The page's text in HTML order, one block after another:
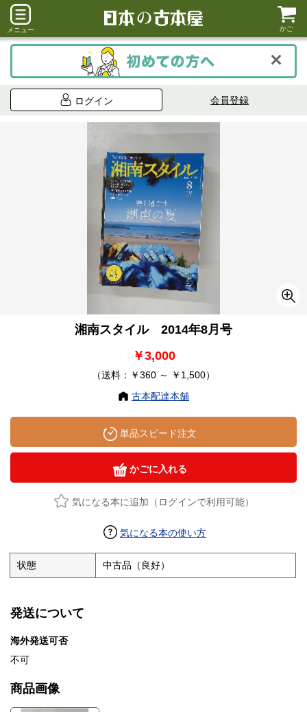
メニュー かご
ログイン 会員登録
湘南スタイル 2014年8月号
￥3,000
（送料：￥360 ～ ￥1,500）
古本配達本舗
単品スピード注文
かごに入れる
気になる本に追加（ログインで利用可能）
気になる本の使い方
状態 中古品（良好）
発送について
海外発送可否
不可
商品画像